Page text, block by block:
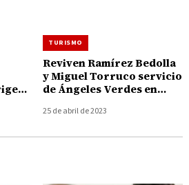
TURISMO
Reviven Ramírez Bedolla
y Miguel Torruco servicio
de Ángeles Verdes en
25 de abril de 2023